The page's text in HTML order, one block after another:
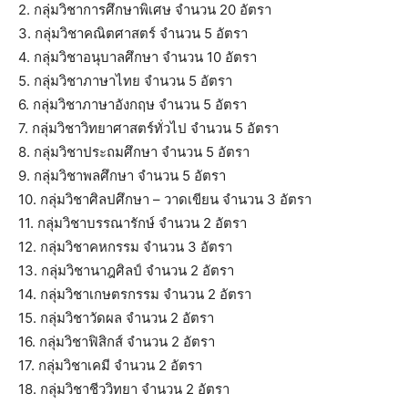
2. กลุ่มวิชาการศึกษาพิเศษ จำนวน 20 อัตรา
3. กลุ่มวิชาคณิตศาสตร์ จำนวน 5 อัตรา
4. กลุ่มวิชาอนุบาลศึกษา จำนวน 10 อัตรา
5. กลุ่มวิชาภาษาไทย จำนวน 5 อัตรา
6. กลุ่มวิชาภาษาอังกฤษ จำนวน 5 อัตรา
7. กลุ่มวิชาวิทยาศาสตร์ทั่วไป จำนวน 5 อัตรา
8. กลุ่มวิชาประถมศึกษา จำนวน 5 อัตรา
9. กลุ่มวิชาพลศึกษา จำนวน 5 อัตรา
10. กลุ่มวิชาศิลปศึกษา – วาดเขียน จำนวน 3 อัตรา
11. กลุ่มวิชาบรรณารักษ์ จำนวน 2 อัตรา
12. กลุ่มวิชาคหกรรม จำนวน 3 อัตรา
13. กลุ่มวิชานาฎศิลป์ จำนวน 2 อัตรา
14. กลุ่มวิชาเกษตรกรรม จำนวน 2 อัตรา
15. กลุ่มวิชาวัดผล จำนวน 2 อัตรา
16. กลุ่มวิชาฟิสิกส์ จำนวน 2 อัตรา
17. กลุ่มวิชาเคมี จำนวน 2 อัตรา
18. กลุ่มวิชาชีววิทยา จำนวน 2 อัตรา